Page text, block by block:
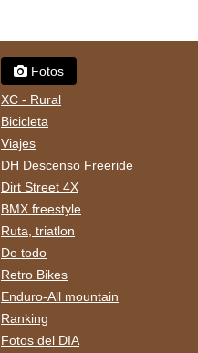
Fotos
XC - Rural
Bicicleta
Viajes
DH Descenso Freeride
Dirt Street 4X
BMX freestyle
Ruta, triatlon
De todo
Retro Bikes
Enduro-All mountain
Ranking
Fotos del DIA